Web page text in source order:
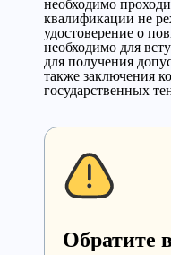
необходимо
квалификации не
удостоверение о
необходимо для
для получения
также заключения
государственных
Обратите